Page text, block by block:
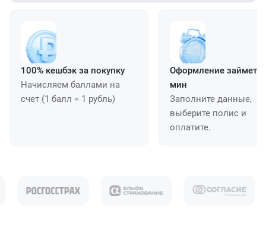
100% кешбэк за покупку
Начисляем баллами на
счет (1 балл = 1 рубль)
Оформление займет
мин
Заполните данные,
выберите полис и
оплатите.